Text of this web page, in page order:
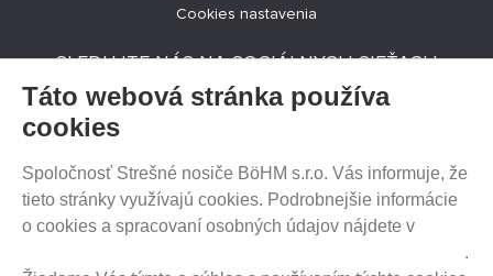
Cookies nastavenia
SLEDUJTE NÁS NA SOCIÁLNYCH SIEŤACH
PREDAJ NA SPLÁTKY
Táto webová stránka používa
cookies
Spoločnosť Strešné nosiče BöHM s.r.o. Vás informuje, že
tieto stránky využívajú cookies. Podrobnejšie informácie
o cookies a spracovaní osobných údajov nájdete v
.